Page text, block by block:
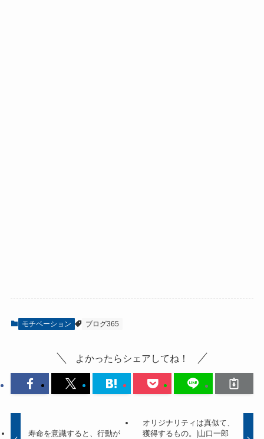
モチベーション ブログ365
よかったらシェアしてね！
寿命を意識すると、行動が
オリジナリティは真似て、
獲得するもの。|山口一郎